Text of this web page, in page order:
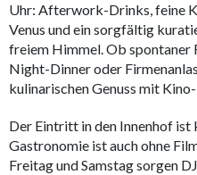
Uhr: Afterwork-Drinks, feine
Venus und ein sorgfältig
freiem Himmel. Ob spontaner
Night-Dinner oder
kulinarischen Genuss mit
Der Eintritt in den Innenhof ist
Gastronomie ist auch ohne
Freitag und Samstag sorgen